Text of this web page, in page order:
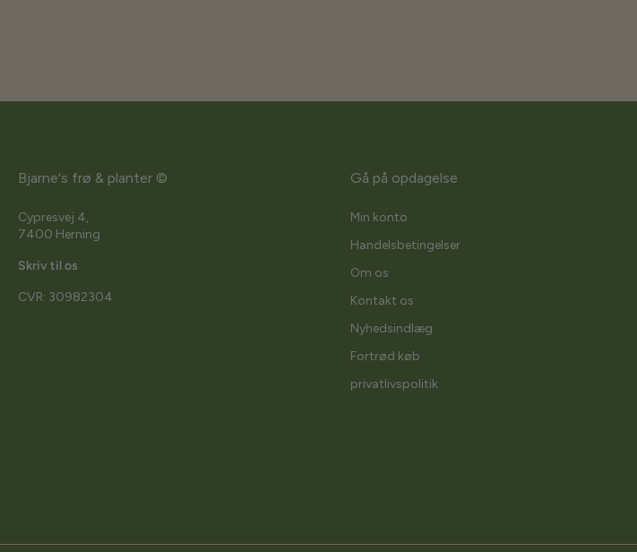
Bjarne's frø & planter ©
Cypresvej 4,
7400 Herning
Skriv til os
CVR: 30982304
Gå på opdagelse
Min konto
Handelsbetingelser
Om os
Kontakt os
Nyhedsindlæg
Fortrød køb
privatlivspolitik